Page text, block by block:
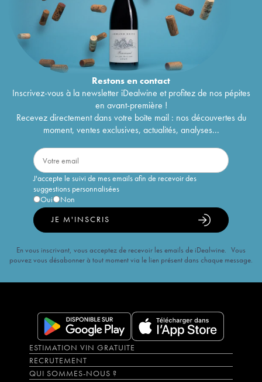
Restons encontact
Inscrivez-vous à la newsletter iDealwine et profitez de nos pépites
en avant-première !
Recevez directement dans votre boîte mail : nos découvertes du
moment, ventes exclusives, actualités, analyses...
J'accepte le suivi de mes emails afin de recevoir des
suggestions personnalisées
Oui
Non
JE M'INSCRIS
En vous inscrivant, vous acceptez de recevoir les emails de iDealwine. Vous
pouvez vous désabonner à tout moment via le lien présent dans chaque message.
ESTIMATION VIN GRATUITE
RECRUTEMENT
QUI SOMMES-NOUS ?